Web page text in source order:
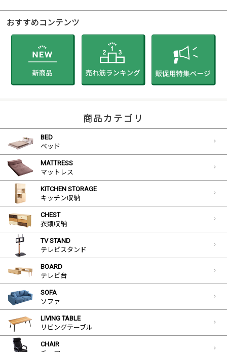
おすすめコンテンツ
商品カテゴリ
BED
ベッド
MATTRESS
マットレス
KITCHEN STORAGE
キッチン収納
CHEST
衣類収納
TV STAND
テレビスタンド
BOARD
テレビ台
SOFA
ソファ
LIVING TABLE
リビングテーブル
CHAIR